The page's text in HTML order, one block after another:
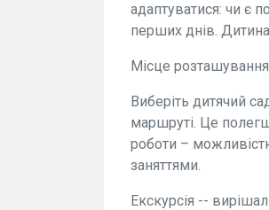
адаптуватися: чи є
перших днів.
Місце розташування
Виберіть дитячий
маршруті. Це
роботи –
заняттями.
Екскурсія --